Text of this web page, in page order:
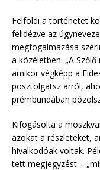
Felföldi a történetet
felidézve az
megfogalmazása
a közéletben. „A
amikor végképp a
posztolgatsz arról,
prémbundában
Kifogásolta a
azokat a részleteket,
hivalkodóak voltak.
tett megjegyzést –